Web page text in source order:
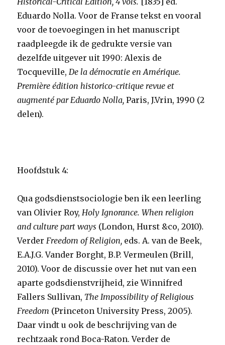
Eduardo Nolla. Voor de Franse tekst en vooral
voor de toevoegingen in het manuscript
raadpleegde ik de gedrukte versie van
dezelfde uitgever uit 1990: Alexis de
Tocqueville,De la démocratie en Amérique.
Première édition historico-critique revue et
augmentépar Eduardo Nolla,Paris, J.Vrin, 1990 (2
delen).
Hoofdstuk 4:
Qua godsdienstsociologie ben ik een leerling
van Olivier Roy,Holy Ignorance.When religion
and culture part ways (London, Hurst &co, 2010).
VerderFreedom of Religion, eds. A. van de Beek,
E.A.J.G. Vander Borght, B.P. Vermeulen (Brill,
2010). Voor de discussie over het nut van een
aparte godsdienstvrijheid, zie Winnifred
Fallers Sullivan, The Impossibility of Religious
Freedom (Princeton University Press, 2005).
Daar vindt u ook de beschrijving van de
rechtzaak rond Boca-Raton. Verder de